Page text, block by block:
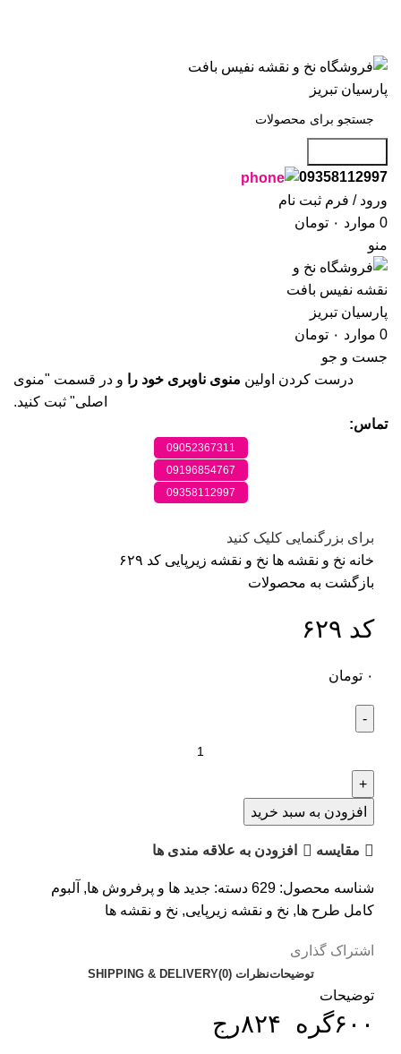
09358112997
ورود / فرم ثبت نام
0 موارد ۰ تومان
منو
0 موارد ۰ تومان
جست و جو
درست کردن اولین منوی ناوبری خود را و در قسمت "منوی
اصلی" ثبت کنید.
تماس:
09052367311
09196854767
09358112997
برای بزرگنمایی کلیک کنید
خانه نخ و نقشه ها نخ و نقشه زیرپایی کد ۶۲۹
بازگشت به محصولات
کد ۶۲۹
۰ تومان
افزودن به سبد خرید
مقایسه افزودن به علاقه مندی ها
شناسه محصول: 629 دسته: جدید ها و پرفروش ها, آلبوم
کامل طرح ها, نخ و نقشه زیرپایی, نخ و نقشه ها
اشتراک گذاری
توضیحاتنظرات (0) SHIPPING & DELIVERY
توضیحات
۶۰۰گره ۸۲۴رج